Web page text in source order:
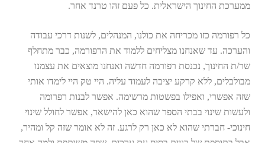
ממערכת החינוך הישראלית. כל פעם זהו טרנד אחר.
כל רפורמה כזו מכריחה את כולנו, המנהלים, לשנות דרכי עבודה
והערכה. עד שאנחנו מצליחים ללמוד את הרפורמה, כבר מתחלף
שר/ת החינוך, נכנסת רפורמה חדשה ואנחנו מוצאים את עצמנו
מבולבלים, ללא קרקע יציבה לעמוד עליה. היי טק היי לימדו אותי
שזה אפשרי, ואפילו בפשטות מרשימה. אפשר לבנות רפרומה
ולעשות שינוי בבתי הספר שהוא כאן להישאר, אפשר לחולל שינוי
חינוכי- חברתי שהוא לא כאן רק לרגע. זה לא אומר שזה קל ומהיר,